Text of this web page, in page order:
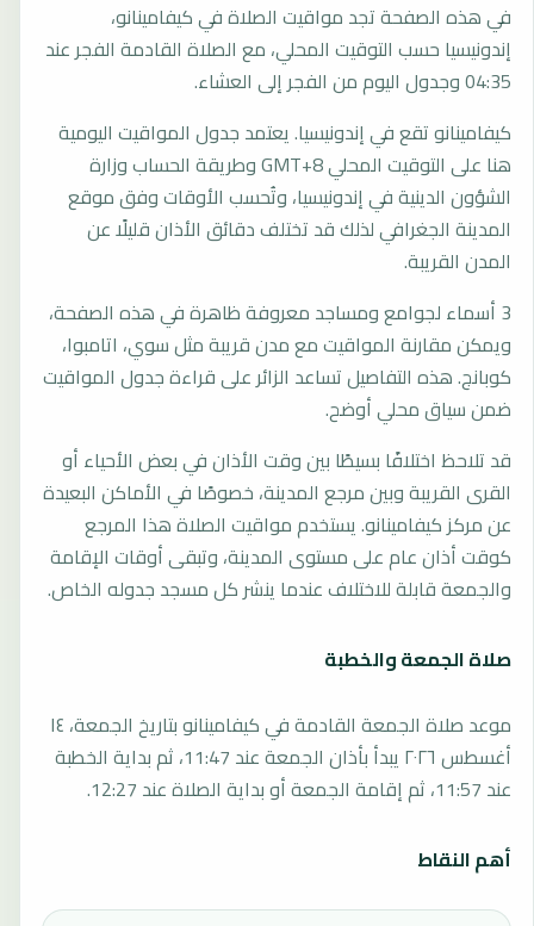
في هذه الصفحة تجد مواقيت الصلاة في كيفامينانو،
إندونيسيا حسب التوقيت المحلي، مع الصلاة القادمة الفجر عند
04:35 وجدول اليوم من الفجر إلى العشاء.
كيفامينانو تقع في إندونيسيا. يعتمد جدول المواقيت اليومية
هنا على التوقيت المحلي GMT+8 وطريقة الحساب وزارة
الشؤون الدينية في إندونيسيا، وتُحسب الأوقات وفق موقع
المدينة الجغرافي لذلك قد تختلف دقائق الأذان قليلًا عن
المدن القريبة.
3 أسماء لجوامع ومساجد معروفة ظاهرة في هذه الصفحة،
ويمكن مقارنة المواقيت مع مدن قريبة مثل سوي، اتامبوا،
كوبانج. هذه التفاصيل تساعد الزائر على قراءة جدول المواقيت
ضمن سياق محلي أوضح.
قد تلاحظ اختلافًا بسيطًا بين وقت الأذان في بعض الأحياء أو
القرى القريبة وبين مرجع المدينة، خصوصًا في الأماكن البعيدة
عن مركز كيفامينانو. يستخدم مواقيت الصلاة هذا المرجع
كوقت أذان عام على مستوى المدينة، وتبقى أوقات الإقامة
والجمعة قابلة للاختلاف عندما ينشر كل مسجد جدوله الخاص.
صلاة الجمعة والخطبة
موعد صلاة الجمعة القادمة في كيفامينانو بتاريخ الجمعة، ١٤
أغسطس ٢٠٢٦ يبدأ بأذان الجمعة عند 11:47، ثم بداية الخطبة
عند 11:57، ثم إقامة الجمعة أو بداية الصلاة عند 12:27.
أهم النقاط